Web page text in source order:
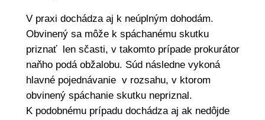
V praxi dochádza aj k neúplným dohodám.
Obvinený sa môže k spáchanému skutku
priznať len sčasti, v takomto prípade prokurátor
naňho podá obžalobu. Súd následne vykoná
hlavné pojednávanie v rozsahu, v ktorom
obvinený spáchanie skutku nepriznal.
K podobnému prípadu dochádza aj ak nedôjde